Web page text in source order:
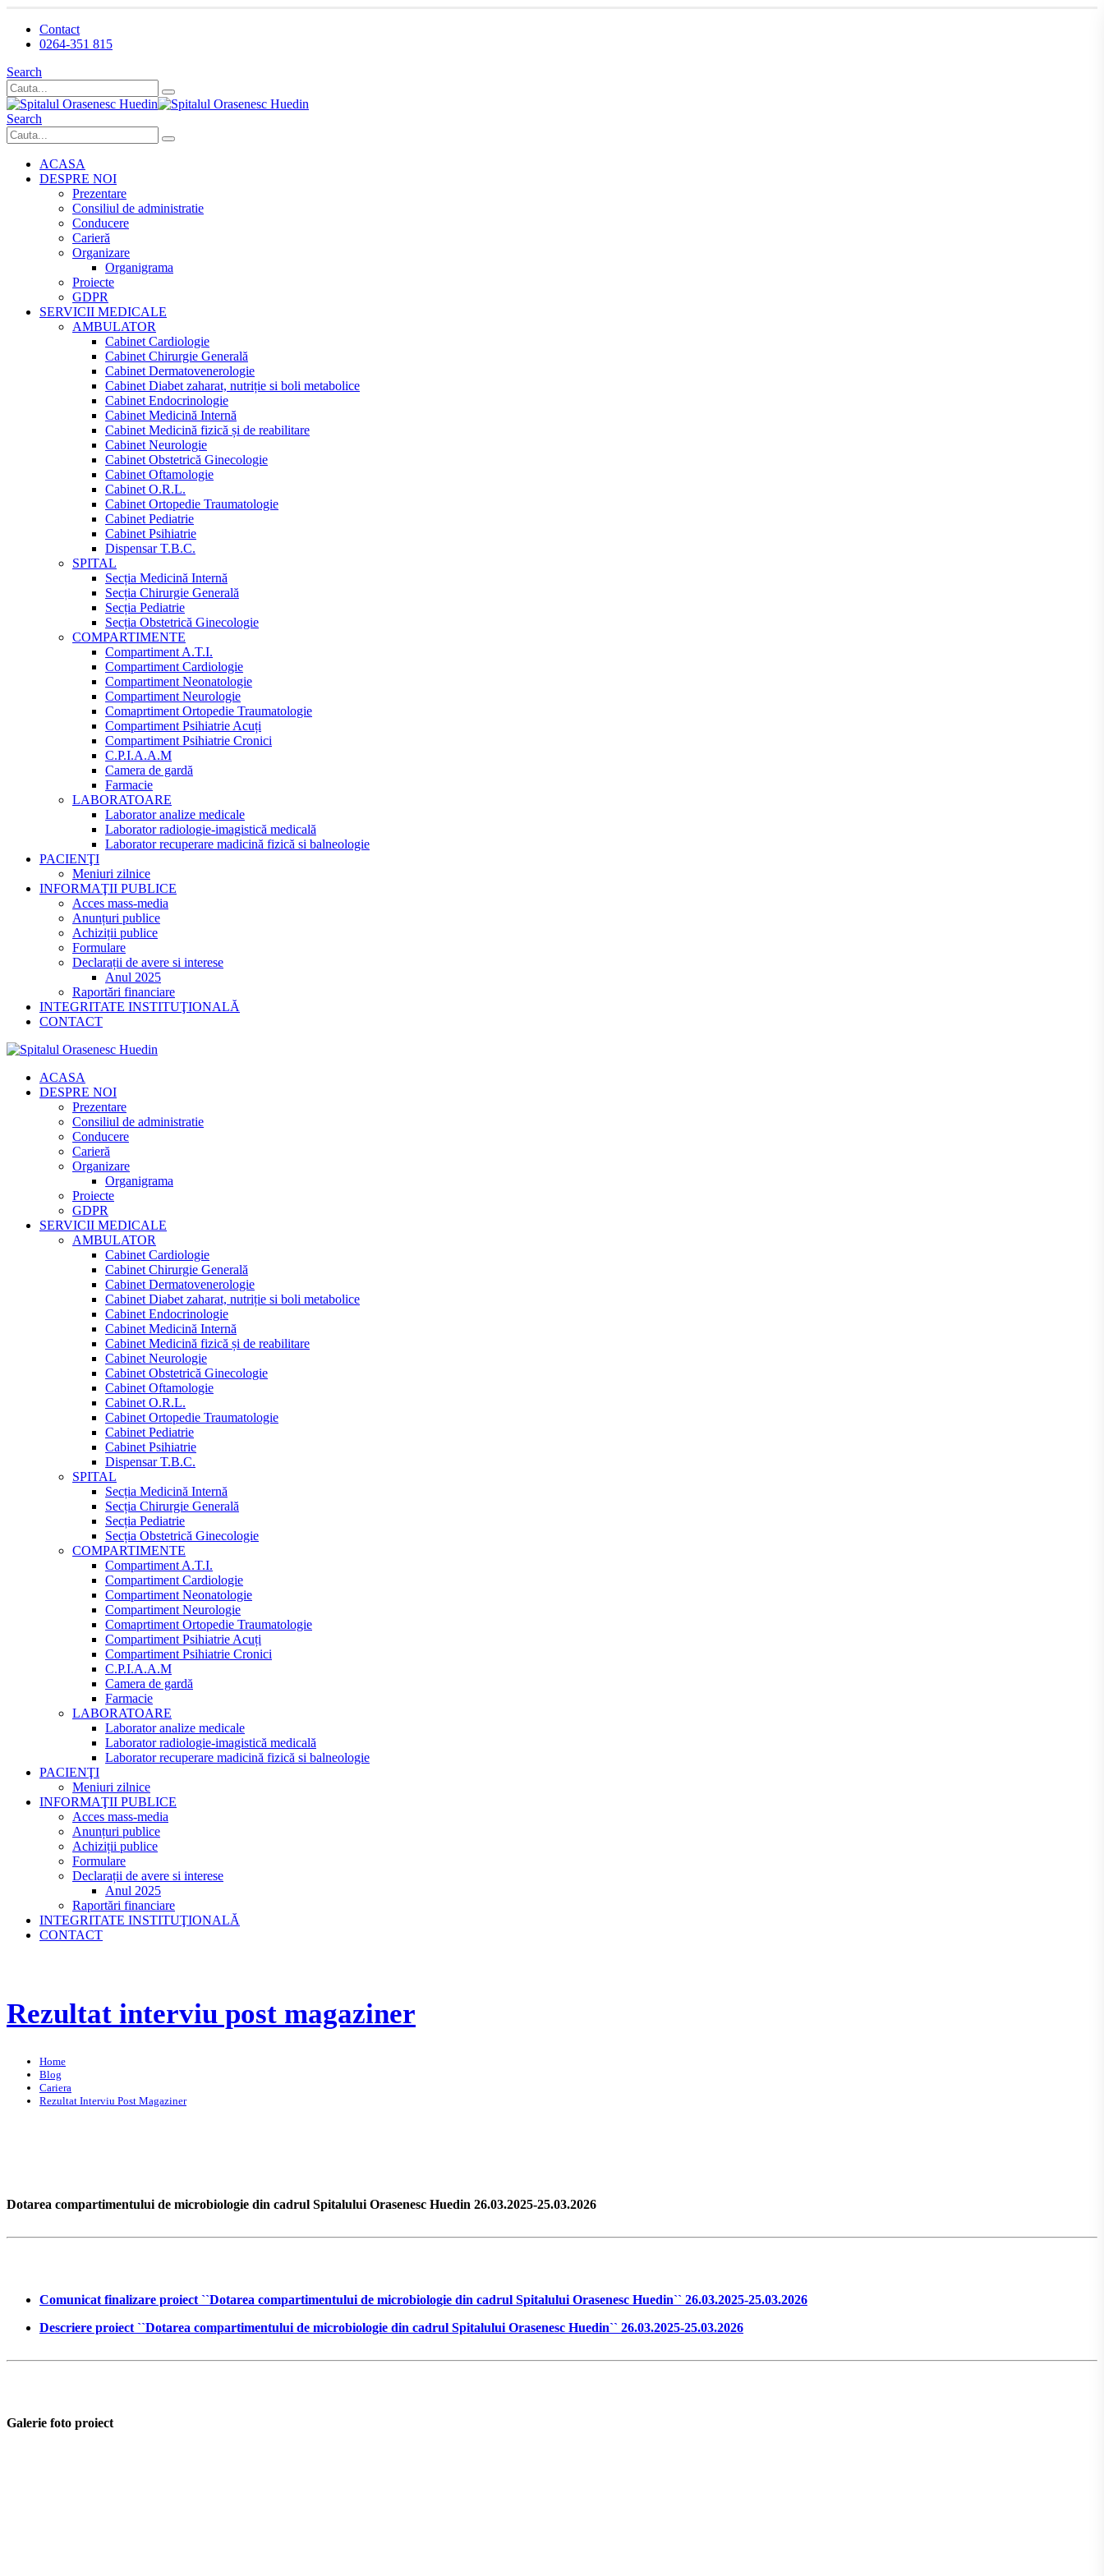
Contact
0264-351 815
Search
Search
ACASA
DESPRE NOI
Prezentare
Consiliul de administratie
Conducere
Carieră
Organizare
Organigrama
Proiecte
GDPR
SERVICII MEDICALE
AMBULATOR
Cabinet Cardiologie
Cabinet Chirurgie Generală
Cabinet Dermatovenerologie
Cabinet Diabet zaharat, nutriție si boli metabolice
Cabinet Endocrinologie
Cabinet Medicină Internă
Cabinet Medicină fizică și de reabilitare
Cabinet Neurologie
Cabinet Obstetrică Ginecologie
Cabinet Oftamologie
Cabinet O.R.L.
Cabinet Ortopedie Traumatologie
Cabinet Pediatrie
Cabinet Psihiatrie
Dispensar T.B.C.
SPITAL
Secția Medicină Internă
Secția Chirurgie Generală
Secția Pediatrie
Secția Obstetrică Ginecologie
COMPARTIMENTE
Compartiment A.T.I.
Compartiment Cardiologie
Compartiment Neonatologie
Compartiment Neurologie
Comaprtiment Ortopedie Traumatologie
Compartiment Psihiatrie Acuți
Compartiment Psihiatrie Cronici
C.P.I.A.A.M
Camera de gardă
Farmacie
LABORATOARE
Laborator analize medicale
Laborator radiologie-imagistică medicală
Laborator recuperare madicină fizică si balneologie
PACIENŢI
Meniuri zilnice
INFORMAŢII PUBLICE
Acces mass-media
Anunțuri publice
Achiziții publice
Formulare
Declarații de avere si interese
Anul 2025
Raportări financiare
INTEGRITATE INSTITUŢIONALĂ
CONTACT
ACASA
DESPRE NOI
Prezentare
Consiliul de administratie
Conducere
Carieră
Organizare
Organigrama
Proiecte
GDPR
SERVICII MEDICALE
AMBULATOR
Cabinet Cardiologie
Cabinet Chirurgie Generală
Cabinet Dermatovenerologie
Cabinet Diabet zaharat, nutriție si boli metabolice
Cabinet Endocrinologie
Cabinet Medicină Internă
Cabinet Medicină fizică și de reabilitare
Cabinet Neurologie
Cabinet Obstetrică Ginecologie
Cabinet Oftamologie
Cabinet O.R.L.
Cabinet Ortopedie Traumatologie
Cabinet Pediatrie
Cabinet Psihiatrie
Dispensar T.B.C.
SPITAL
Secția Medicină Internă
Secția Chirurgie Generală
Secția Pediatrie
Secția Obstetrică Ginecologie
COMPARTIMENTE
Compartiment A.T.I.
Compartiment Cardiologie
Compartiment Neonatologie
Compartiment Neurologie
Comaprtiment Ortopedie Traumatologie
Compartiment Psihiatrie Acuți
Compartiment Psihiatrie Cronici
C.P.I.A.A.M
Camera de gardă
Farmacie
LABORATOARE
Laborator analize medicale
Laborator radiologie-imagistică medicală
Laborator recuperare madicină fizică si balneologie
PACIENŢI
Meniuri zilnice
INFORMAŢII PUBLICE
Acces mass-media
Anunțuri publice
Achiziții publice
Formulare
Declarații de avere si interese
Anul 2025
Raportări financiare
INTEGRITATE INSTITUŢIONALĂ
CONTACT
Rezultat interviu post magaziner
Home
Blog
Cariera
Rezultat Interviu Post Magaziner
Dotarea compartimentului de microbiologie din cadrul Spitalului Orasenesc Huedin 26.03.2025-25.03.2026
Comunicat finalizare proiect ``Dotarea compartimentului de microbiologie din cadrul Spitalului Orasenesc Huedin`` 26.03.2025-25.03.2026
Descriere proiect ``Dotarea compartimentului de microbiologie din cadrul Spitalului Orasenesc Huedin`` 26.03.2025-25.03.2026
Galerie foto proiect